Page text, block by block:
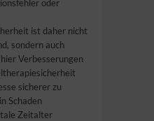
oder
ist daher nicht
sondern auch
Verbesserungen
sicherer zu
Schaden
Zeitalter